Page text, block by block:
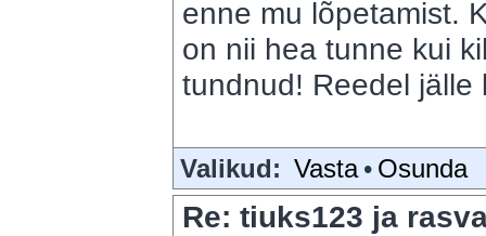
enne mu lõpetamist.
on nii hea tunne kui
tundnud! Reedel jälle
Valikud: Vasta • Osunda
Re: tiuks123 ja